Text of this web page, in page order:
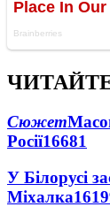
Сюжет
Росії16681
У Білорусі
Міхалка